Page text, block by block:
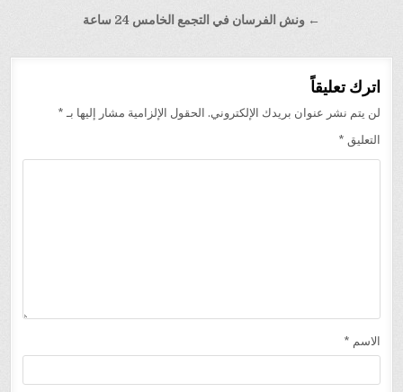
المقالات← ونش الفرسان في التجمع الخامس 24 ساعة
اترك تعليقاً
لن يتم نشر عنوان بريدك الإلكتروني. الحقول الإلزامية مشار إليها بـ *
التعليق *
الاسم *